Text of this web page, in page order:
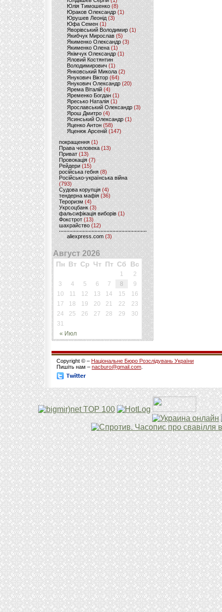
Юлія Тимошенко (8)
Юраков Олександр (1)
Юрушев Леонід (3)
Юфа Семен (1)
Яворівський Володимир (1)
Якибчук Мирослав (5)
Якименко Олександр (3)
Якименко Олена(1)
Якімчук Олександр (1)
Яловий Костянтин
Володимирович (1)
Янковський Микола(2)
Янукович Віктор (64)
Янукович Олександр(20)
Ярема Віталій(4)
Яременко Богдан(1)
Яресько Наталія(1)
Ярославський Олександр (3)
Ярош Дмитро (4)
Ясинський Олександр (1)
Яценко Антон(58)
Яценюк Арсеній (147)
покращення (1)
Права человека(13)
Приват (13)
Провокація (7)
Рейдери (15)
російська гебня (8)
Російсько-українська війна
(793)
Судова корупція (4)
тендерна мафія (36)
Тероризм (4)
Укрсоцбанк (3)
фальсифікація виборів (1)
Фокстрот(13)
шахрайство (12)
aliexpress.com (3)
Август 2026
Пн Вт Ср Чт Пт Сб Вс
« Июл
1
2
3
4 5 6 7 8
9
10
11 12 13 14 15
16
17
18 19 20 21 22
23
24
25 26 27 28 29
30
31
Copyright © – Національне Бюро Розслідувань України
Пишіть нам – nacburo@gmail.com